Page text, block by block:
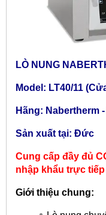
LÒ NUNG
Model: LT40/11
Hãng: Nabertherm
Sản xuất tại: Đức
Cung cấp đầy đủ
nhập khẩu trực
Giới thiệu chung: